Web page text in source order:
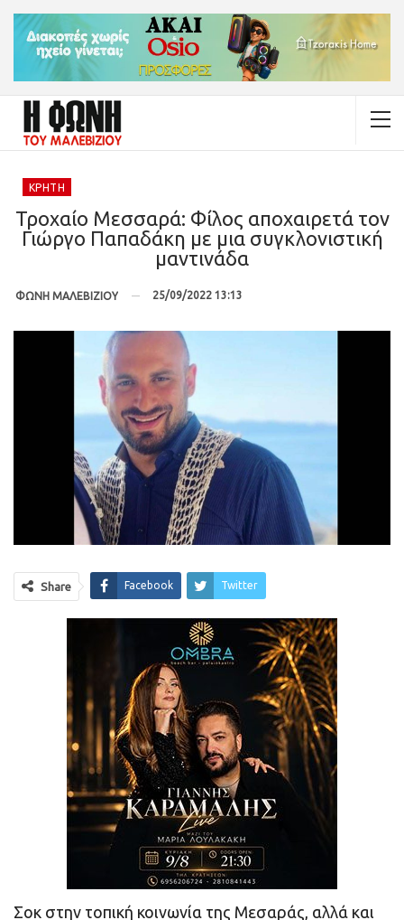
ΚΡΉΤΗ
Τροχαίο Μεσσαρά: Φίλος αποχαιρετά τον
Γιώργο Παπαδάκη με μια συγκλονιστική
μαντινάδα
ΦΩΝΗ ΜΑΛΕΒΙΖΙΟΥ 25/09/2022 13:13
Share Facebook Twitter
Σοκ στην τοπική κοινωνία της Μεσαράς, αλλά και